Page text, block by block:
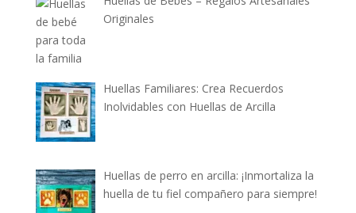
Originales
Huellas Familiares: Crea Recuerdos
Inolvidables con Huellas de Arcilla
Huellas de perro en arcilla: ¡Inmortaliza la
huella de tu fiel compañero para siempre!